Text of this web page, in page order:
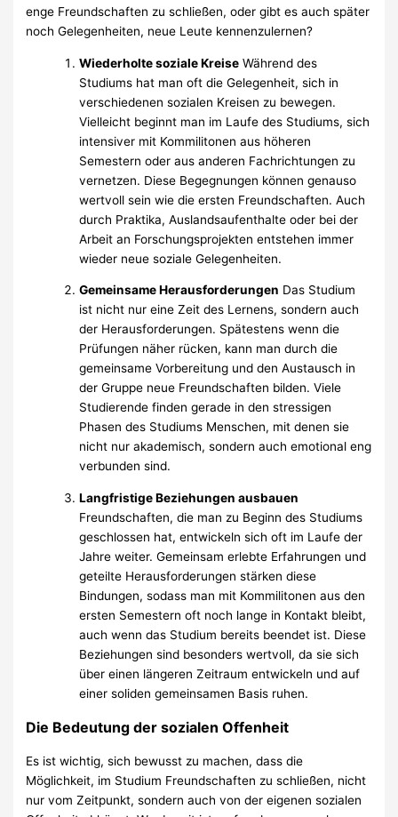
enge Freundschaften zu schließen, oder gibt es auch später
noch Gelegenheiten, neue Leute kennenzulernen?
Wiederholte soziale Kreise Während des
Studiums hat man oft die Gelegenheit, sich in
verschiedenen sozialen Kreisen zu bewegen.
Vielleicht beginnt man im Laufe des Studiums, sich
intensiver mit Kommilitonen aus höheren
Semestern oder aus anderen Fachrichtungen zu
vernetzen. Diese Begegnungen können genauso
wertvoll sein wie die ersten Freundschaften. Auch
durch Praktika, Auslandsaufenthalte oder bei der
Arbeit an Forschungsprojekten entstehen immer
wieder neue soziale Gelegenheiten.
Gemeinsame Herausforderungen Das Studium
ist nicht nur eine Zeit des Lernens, sondern auch
der Herausforderungen. Spätestens wenn die
Prüfungen näher rücken, kann man durch die
gemeinsame Vorbereitung und den Austausch in
der Gruppe neue Freundschaften bilden. Viele
Studierende finden gerade in den stressigen
Phasen des Studiums Menschen, mit denen sie
nicht nur akademisch, sondern auch emotional eng
verbunden sind.
Langfristige Beziehungen ausbauen
Freundschaften, die man zu Beginn des Studiums
geschlossen hat, entwickeln sich oft im Laufe der
Jahre weiter. Gemeinsam erlebte Erfahrungen und
geteilte Herausforderungen stärken diese
Bindungen, sodass man mit Kommilitonen aus den
ersten Semestern oft noch lange in Kontakt bleibt,
auch wenn das Studium bereits beendet ist. Diese
Beziehungen sind besonders wertvoll, da sie sich
über einen längeren Zeitraum entwickeln und auf
einer soliden gemeinsamen Basis ruhen.
Die Bedeutung der sozialen Offenheit
Es ist wichtig, sich bewusst zu machen, dass die
Möglichkeit, im Studium Freundschaften zu schließen, nicht
nur vom Zeitpunkt, sondern auch von der eigenen sozialen